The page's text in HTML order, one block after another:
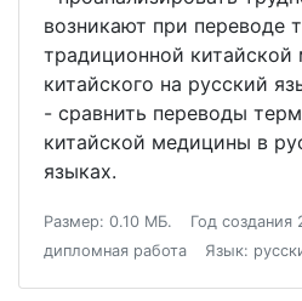
возникают при переводе
традиционной
китайского на русский
- сравнить переводы
китайской медицины в
языках.
Размер: 0.10 МБ. Год создания
дипломная работа
Язык: